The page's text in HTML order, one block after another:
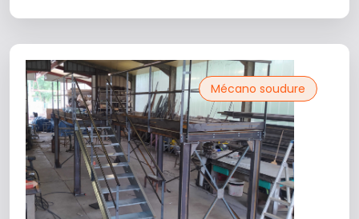
Mécano soudure